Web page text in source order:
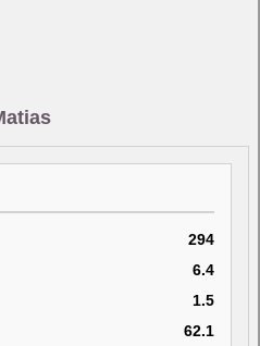
294
6.4
1.5
62.1